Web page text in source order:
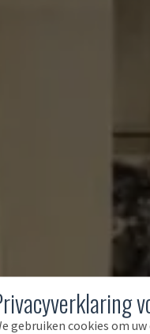
gebruiken cookies om